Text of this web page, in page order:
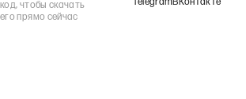
код, чтобы скачать
его прямо сейчас
TelegramВКонтакте